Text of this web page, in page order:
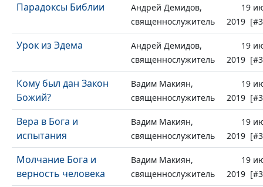
Парадоксы Библии
Андрей Демидов,
священнослужитель
19
2019
Урок из Эдема
Андрей Демидов,
священнослужитель
19
2019
Кому был дан Закон
Божий?
Вадим Макиян,
священнослужитель
19
2019
Вера в Бога и
испытания
Вадим Макиян,
священнослужитель
19
2019
Молчание Бога и
верность человека
Вадим Макиян,
священнослужитель
19
2019